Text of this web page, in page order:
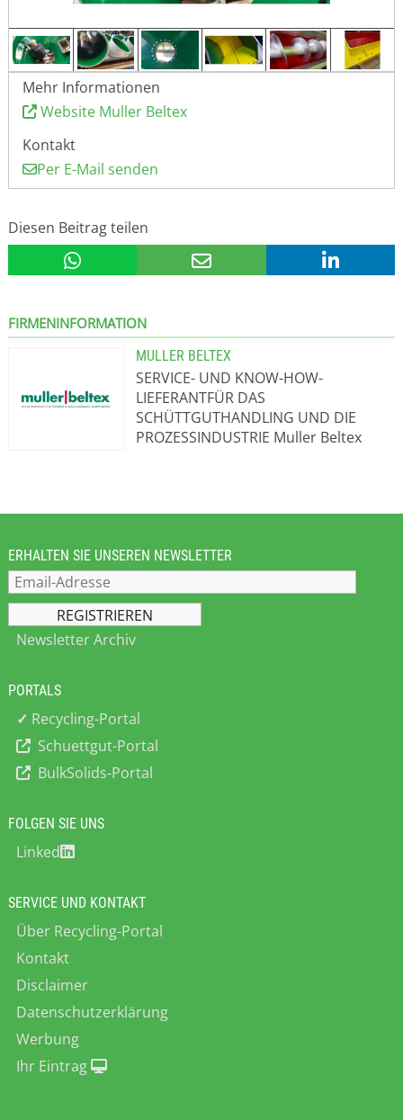
Mehr Informationen
Website Muller Beltex
Kontakt
Per E-Mail senden
Diesen Beitrag teilen
FIRMENINFORMATION
MULLER BELTEX
SERVICE- UND KNOW-HOW-
LIEFERANTFÜR DAS
SCHÜTTGUTHANDLING UND DIE
PROZESSINDUSTRIE Muller Beltex
die horizontale und vertikale
die Verarbeitung von Rohstoffen in
landwirtschaftlichen und industriellen
Branchen. Zusammen mit unserer
umfassenden Markt- und
Produktkenntnis liefern wir
Lagerhaltungsstrategie können wir
vermeiden unerwartete
Betriebsunterbrechungen und
entlasten wir Sie mit verlängerten
Wartungsintervallen und höheren
Förderleistungen und/oder
ERHALTEN SIE UNSEREN NEWSLETTER
Newsletter Archiv
PORTALS
✓ Recycling-Portal
Schuettgut-Portal
BulkSolids-Portal
FOLGEN SIE UNS
Linked
SERVICE UND KONTAKT
Über Recycling-Portal
Kontakt
Disclaimer
Datenschutzerklärung
Werbung
Ihr Eintrag